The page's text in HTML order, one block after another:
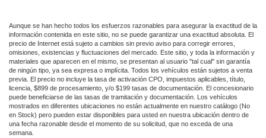
Aunque se han hecho todos los esfuerzos razonables para asegurar la exactitud de la
información contenida en este sitio, no se puede garantizar una exactitud absoluta. El
precio de Internet está sujeto a cambios sin previo aviso para corregir errores,
omisiones, existencias y fluctuaciones del mercado. Este sitio, y toda la información y
materiales que aparecen en el mismo, se presentan al usuario "tal cual" sin garantía
de ningún tipo, ya sea expresa o implícita. Todos los vehículos están sujetos a venta
previa. El precio no incluye la tasa de activación CPO, impuestos aplicables, título,
licencia, $899 de procesamiento, y/o $199 tasas de documentación. El concesionario
puede beneficiarse de las tasas de tramitación y documentación. Los vehículos
mostrados en diferentes ubicaciones no están actualmente en nuestro catálogo (No
en Stock) pero pueden estar disponibles para usted en nuestra ubicación dentro de
una fecha razonable desde el momento de su solicitud, que no exceda de una
semana.